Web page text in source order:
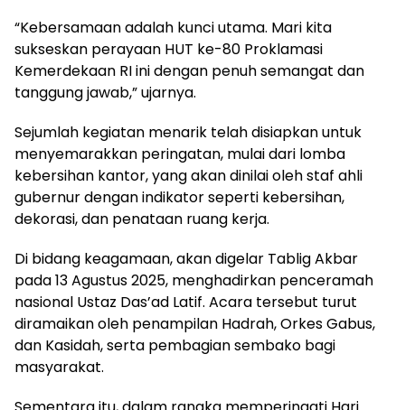
“Kebersamaan adalah kunci utama. Mari kita
sukseskan perayaan HUT ke-80 Proklamasi
Kemerdekaan RI ini dengan penuh semangat dan
tanggung jawab,” ujarnya.
Sejumlah kegiatan menarik telah disiapkan untuk
menyemarakkan peringatan, mulai dari lomba
kebersihan kantor, yang akan dinilai oleh staf ahli
gubernur dengan indikator seperti kebersihan,
dekorasi, dan penataan ruang kerja.
Di bidang keagamaan, akan digelar Tablig Akbar
pada 13 Agustus 2025, menghadirkan penceramah
nasional Ustaz Das’ad Latif. Acara tersebut turut
diramaikan oleh penampilan Hadrah, Orkes Gabus,
dan Kasidah, serta pembagian sembako bagi
masyarakat.